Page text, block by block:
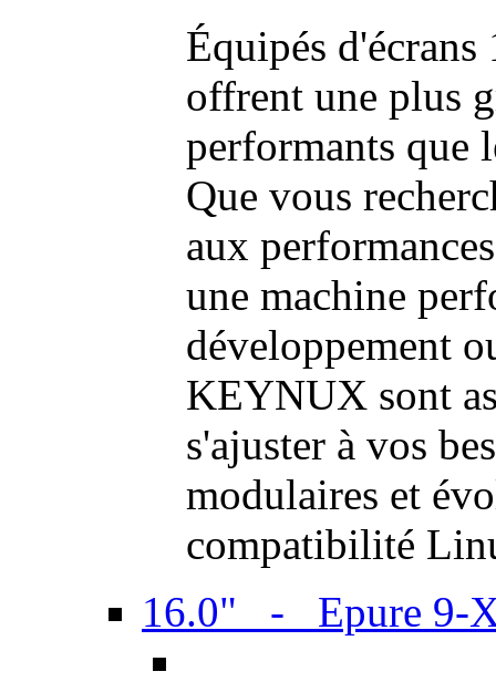
Équipés
offrent une plus
performants que
Que vous
aux
une machine
développement
KEYNUX sont
s'ajuster à vos
modulaires et
compatibilité
16.0" - Epure 9-